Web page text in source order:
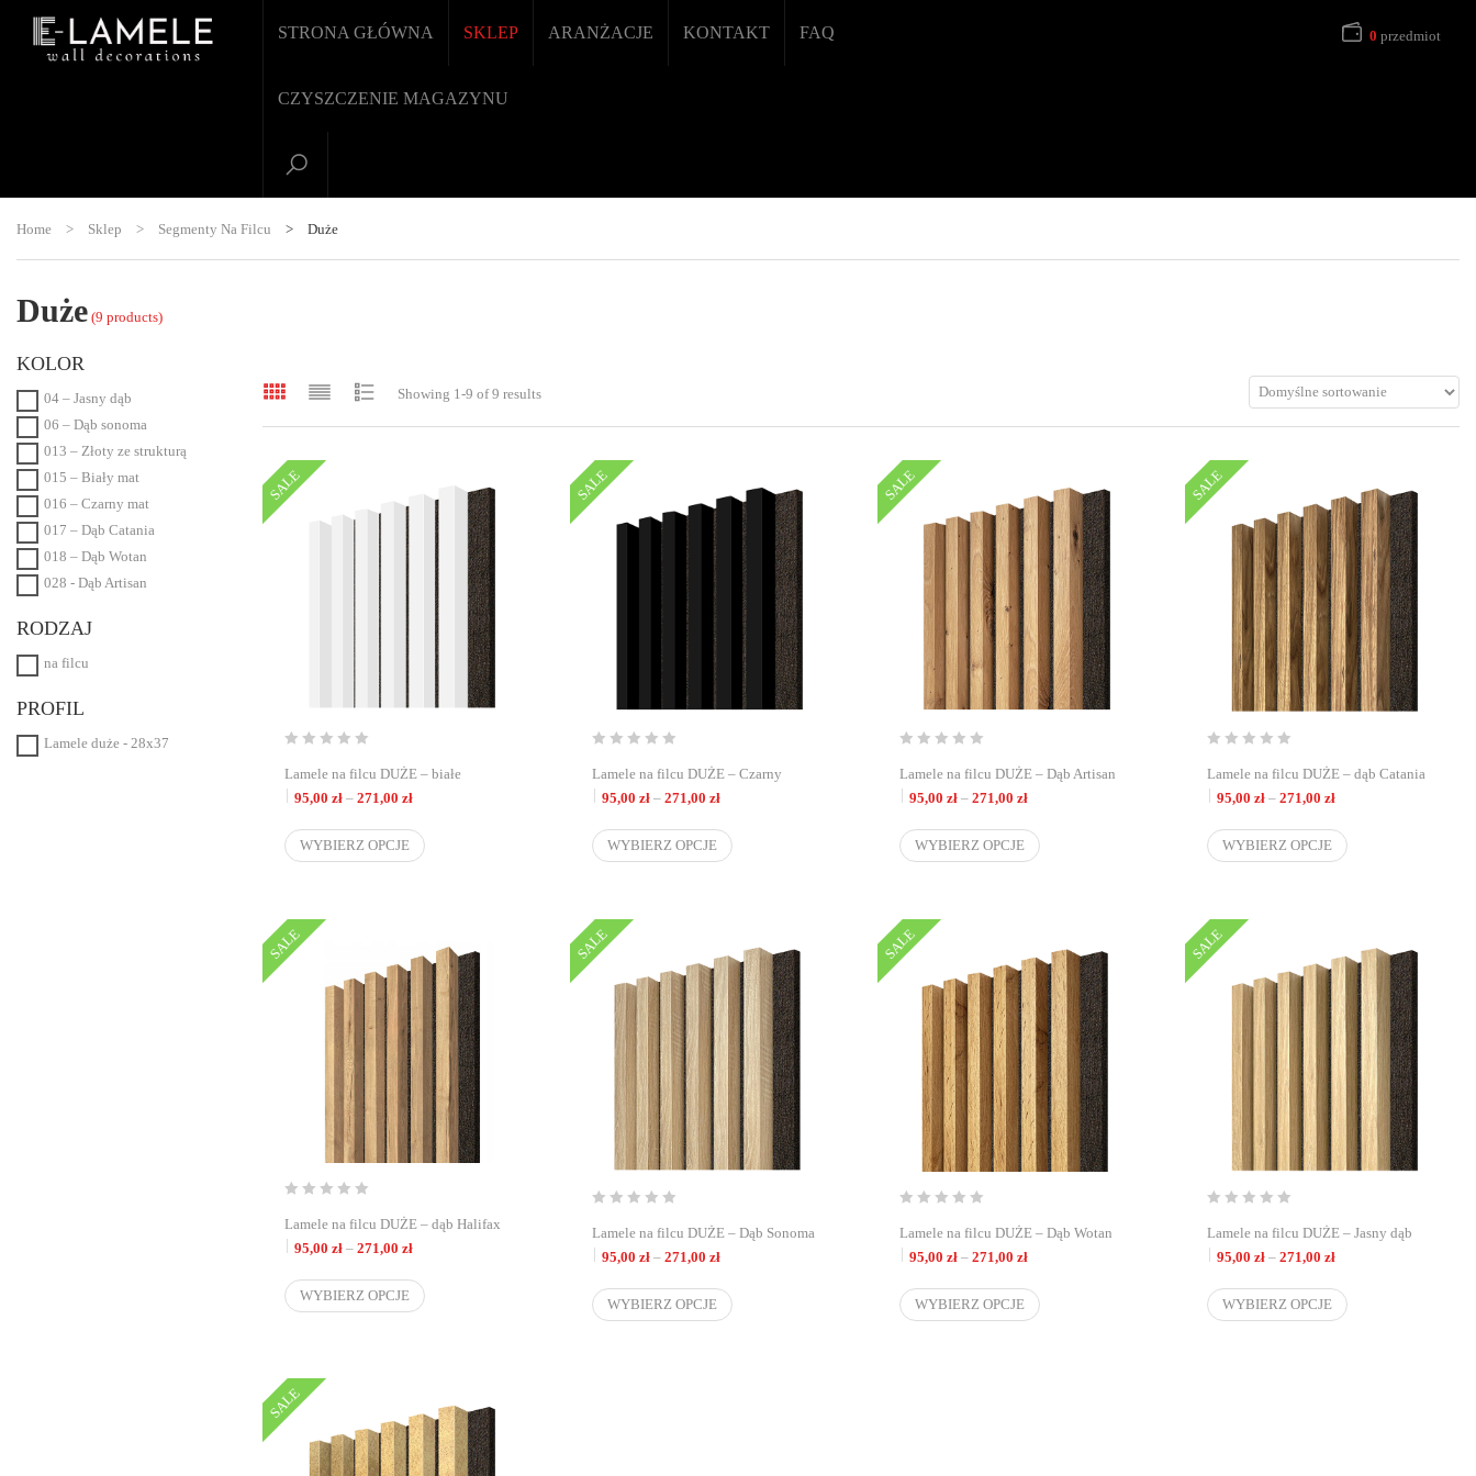
STRONA GŁÓWNA SKLEP ARANŻACJE KONTAKT FAQ
CZYSZCZENIE MAGAZYNU
0 przedmiot
Home > Sklep > Segmenty Na Filcu > Duże
Duże (9 products)
KOLOR
04 – Jasny dąb
06 – Dąb sonoma
013 – Złoty ze strukturą
015 – Biały mat
016 – Czarny mat
017 – Dąb Catania
018 – Dąb Wotan
028 - Dąb Artisan
RODZAJ
na filcu
PROFIL
Lamele duże - 28x37
Showing 1-9 of 9 results
SALE
Lamele na filcu DUŻE – białe
95,00 zł – 271,00 złZakres cen: od 95,00 zł do 271,00 zł
WYBIERZ OPCJE
SALE
Lamele na filcu DUŻE – Czarny
95,00 zł – 271,00 złZakres cen: od 95,00 zł do 271,00 zł
WYBIERZ OPCJE
SALE
Lamele na filcu DUŻE – Dąb Artisan
95,00 zł – 271,00 złZakres cen: od 95,00 zł do 271,00 zł
WYBIERZ OPCJE
SALE
Lamele na filcu DUŻE – dąb Catania
95,00 zł – 271,00 złZakres cen: od 95,00
WYBIERZ OPCJE
SALE
Lamele na filcu DUŻE – dąb Halifax
95,00 zł – 271,00 złZakres cen: od 95,00 zł do 271,00 zł
WYBIERZ OPCJE
SALE
Lamele na filcu DUŻE – Dąb Sonoma
95,00 zł – 271,00 złZakres cen: od 95,00 zł do 271,00 zł
WYBIERZ OPCJE
SALE
Lamele na filcu DUŻE – Dąb Wotan
95,00 zł – 271,00 złZakres cen: od 95,00 zł do 271,00 zł
WYBIERZ OPCJE
SALE
Lamele na filcu DUŻE – Jasny dąb
95,00 zł – 271,00 złZakres cen: od 95,00
WYBIERZ OPCJE
SALE